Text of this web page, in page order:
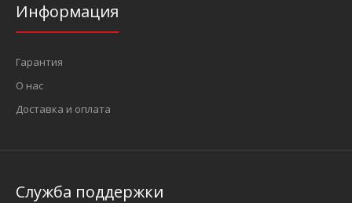
Информация
Гарантия
О нас
Доставка и оплата
Служба поддержки